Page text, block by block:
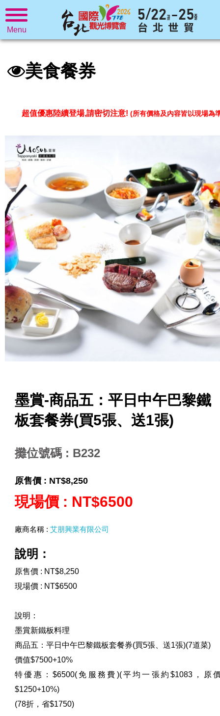
Menu
美食餐券
超值優惠陸續登場,請密切注意! (所有價格及內容皆以現場為
墨賞-商品五：平日中午巴黎鐵
板套餐券(買5張、送1張)
攤位號碼 : B232
原售價 : NT$8,250
現場價 : NT$6500
廠商名稱 : 艾朋興業有限公司
說明：
原售價 : NT$8,250
現場價 : NT$6500
說明：
墨賞新鐵板料理
商品五：平日中午巴黎鐵板套餐券(買5張、送1張)(7道菜)
價值$7500+10%
特優惠：$6500(免服務費)(平均一張約$1083，原
$1250+10%)
(78折，省$1750)